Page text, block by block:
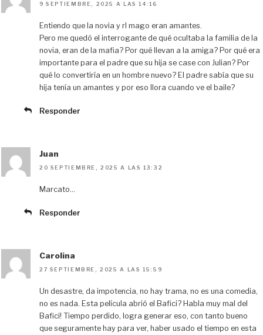
9 SEPTIEMBRE, 2025 A LAS 14:16
Entiendo que la novia y rl mago eran amantes.
Pero me quedó el interrogante de qué ocultaba la familia de la
novia, eran de la mafia? Por qué llevan a la amiga? Por qué era
importante para el padre que su hija se case con Julian? Por
qué lo convertiría en un hombre nuevo? El padre sabía que su
hija tenía un amantes y por eso llora cuando ve el baile?
Responder
Juan
20 SEPTIEMBRE, 2025 A LAS 13:32
Marcato…
Responder
Carolina
27 SEPTIEMBRE, 2025 A LAS 15:59
Un desastre, da impotencia, no hay trama, no es una comedia,
no es nada. Esta película abrió el Bafici? Habla muy mal del
Bafici! Tiempo perdido, logra generar eso, con tanto bueno
que seguramente hay para ver, haber usado el tiempo en esta